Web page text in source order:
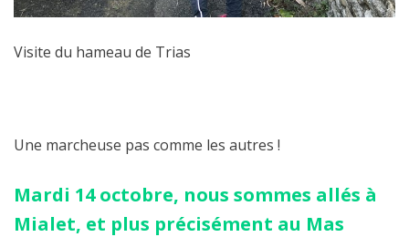
Visite du hameau de Trias
Une marcheuse pas comme les autres !
Mardi 14 octobre, nous sommes allés à
Mialet, et plus précisément au Mas